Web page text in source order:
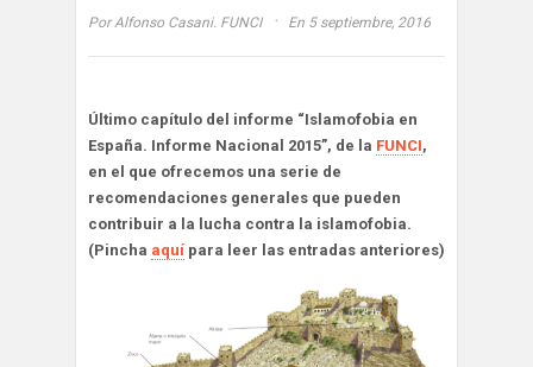
PorAlfonso Casani. FUNCI · En 5 septiembre, 2016
Último capítulo del informe “Islamofobia en
España. Informe Nacional 2015”, de la FUNCI,
en el que ofrecemos una serie de
recomendaciones generales que pueden
contribuir a la lucha contra la islamofobia.
(Pincha aquí para leer las entradas anteriores)